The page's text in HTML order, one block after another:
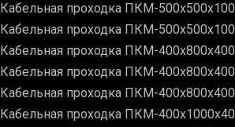
Кабельная проходка ПКМ-
Кабельная проходка ПКМ-
Кабельная проходка ПКМ-
Кабельная проходка ПКМ-
Кабельная проходка ПКМ-
Кабельная проходка ПКМ-